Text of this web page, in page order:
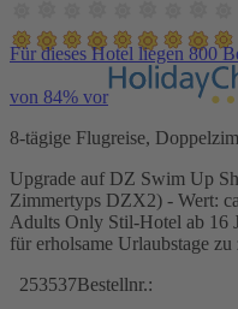
Für dieses Hotel liegen 800
von 84% vor
8-tägige Flugreise,
Upgrade auf DZ Swim Up
Zimmertyps DZX2) - Wert:
Adults Only Stil-Hotel ab 16
für erholsame Urlaubstage
253537Bestellnr.: